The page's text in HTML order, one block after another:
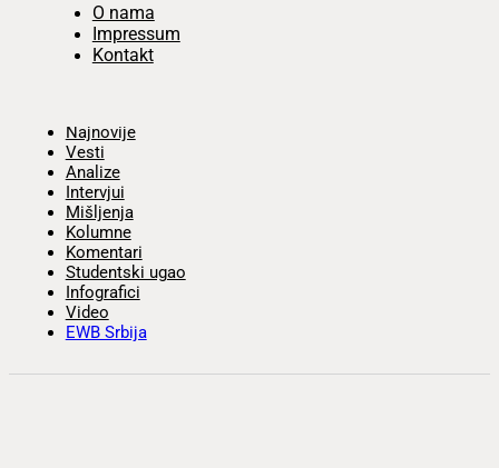
O nama
Impressum
Kontakt
Najnovije
Vesti
Analize
Intervjui
Mišljenja
Kolumne
Komentari
Studentski ugao
Infografici
Video
EWB Srbija